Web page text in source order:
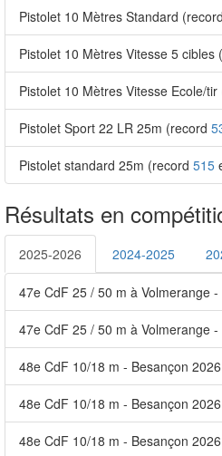
Pistolet 10 Mètres Standard (record
Pistolet 10 Mètres Vitesse 5 cibles
Pistolet 10 Mètres Vitesse Ecole/tir
Pistolet Sport 22 LR 25m (record
Pistolet standard 25m (record 515
Résultats en
2025-2026 2024-2025
47e CdF 25 / 50 m à Volmerange
47e CdF 25 / 50 m à Volmerange
48e CdF 10/18 m - Besançon
48e CdF 10/18 m - Besançon
48e CdF 10/18 m - Besançon